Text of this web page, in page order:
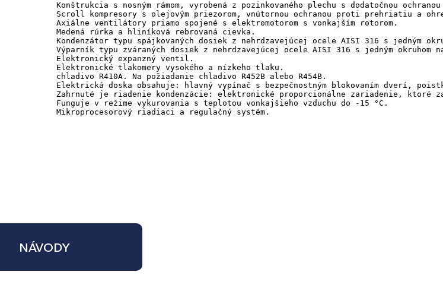
Konštrukcia s nosným rámom, vyrobená z pozinkovaného plechu s dodatočnou
Scroll kompresory s olejovým priezorom, vnútornou ochranou proti prehriatiu a
Axiálne ventilátory priamo spojené s elektromotorom s vonkajším rotorom.
Medená rúrka a hliníková rebrovaná cievka.
Kondenzátor typu spájkovaných dosiek z nehrdzavejúcej ocele AISI 316 s jedným
Výparník typu zváraných dosiek z nehrdzavejúcej ocele AISI 316 s jedným
Elektronický expanzný ventil.
Elektronické tlakomery vysokého a nízkeho tlaku.
chladivo R410A. Na požiadanie chladivo R452B alebo R454B.
Elektrická doska obsahuje: hlavný vypínač s bezpečnostným blokovaním dverí,
Zahrnuté je riadenie kondenzácie: elektronické proporcionálne zariadenie, ktoré
Funguje v režime vykurovania s teplotou vonkajšieho vzduchu do -15 °C.
Mikroprocesorový riadiaci a regulačný systém.
NÁVODY